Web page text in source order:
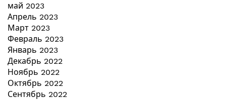
май 2023
Апрель 2023
Март 2023
Февраль 2023
Январь 2023
Декабрь 2022
Ноябрь 2022
Октябрь 2022
Сентябрь 2022